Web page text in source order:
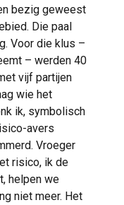
bezig geweest
Die paal
Voor die klus –
– werden 40
vijf partijen
wie het
ik, symbolisch
avers
Vroeger
risico, ik de
helpen we
niet meer. Het